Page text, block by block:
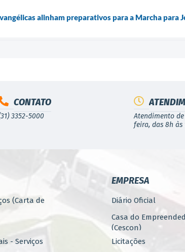
alinham preparativos para a Marcha para
CONTATO
3352-5000
Atendimento
feira, das 8h às
(Carta de
- Serviços
EMPRESA
Diário Oficial
Casa do
(Cescon)
Licitações